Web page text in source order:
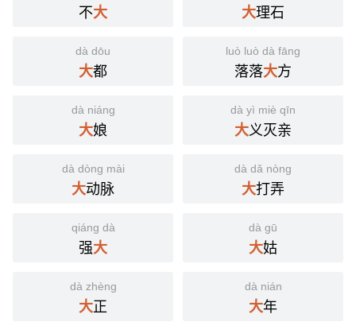
不大 大理石
dà dōu
大都
luò luò dà fāng
落落大方
dà niáng
大娘
dà yì miè qīn
大义灭亲
dà dòng mài
大动脉
dà dǎ nòng
大打弄
qiáng dà
强大
dà gū
大姑
dà zhèng
大正
dà nián
大年